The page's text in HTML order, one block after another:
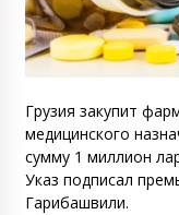
Грузия закупит
медицинского
сумму 1 миллион
Указ подписал
Гарибашвили.